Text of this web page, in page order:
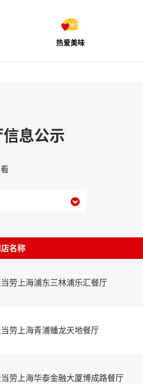
热爱美味
息公示

名称
劳上海浦东三林浦乐汇餐厅
劳上海青浦蟠龙天地餐厅
劳上海华泰金融大厦博成路餐厅